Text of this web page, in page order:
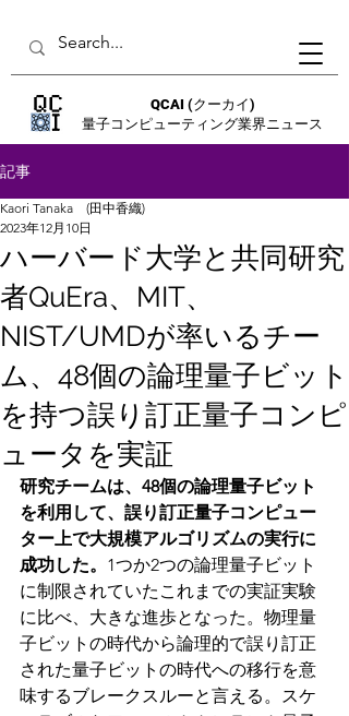
QCAI (クーカイ)
量子コンピューティング業界ニュース
記事
ハーバード大学と共同研究
者QuEra、MIT、
NIST/UMDが率いるチー
ム、48個の論理量子ビット
を持つ誤り訂正量子コンピ
ュータを実証
Kaori Tanaka (田中香織)
2023年12月10日
研究チームは、48個の論理量子ビット
を利用して、誤り訂正量子コンピュー
ター上で大規模アルゴリズムの実行に
成功した。 1つか2つの論理量子ビット
に制限されていたこれまでの実証実験
に比べ、大きな進歩となった。物理量
子ビットの時代から論理的で誤り訂正
された量子ビットの時代への移行を意
味するブレークスルーと言える。スケ